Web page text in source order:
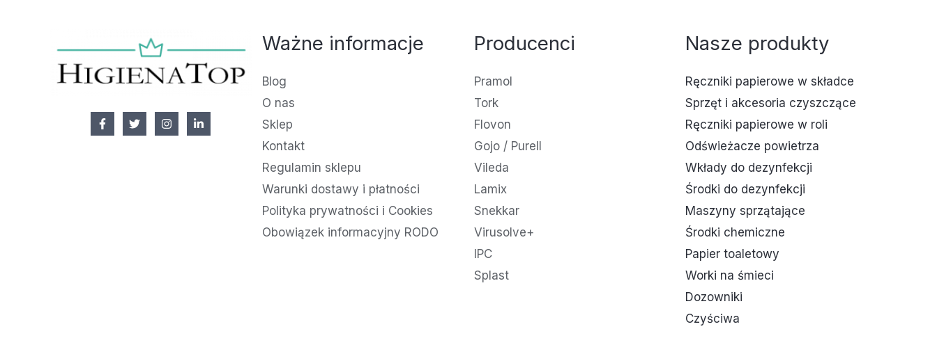
Ważne informacje
Blog
O nas
Sklep
Kontakt
Regulamin sklepu
Warunki dostawy i płatności
Polityka prywatności i Cookies
Obowiązek informacyjny RODO
Producenci
Pramol
Tork
Flovon
Gojo / Purell
Vileda
Lamix
Snekkar
Virusolve+
IPC
Splast
Nasze produkty
Ręczniki papierowe w składce
Sprzęt i akcesoria czyszczące
Ręczniki papierowe w roli
Odświeżacze powietrza
Wkłady do dezynfekcji
Środki do dezynfekcji
Maszyny sprzątające
Środki chemiczne
Papier toaletowy
Worki na śmieci
Dozowniki
Czyściwa